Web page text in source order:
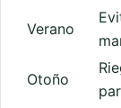
Verano
Otoño